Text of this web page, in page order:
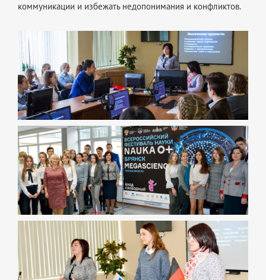
коммуникации и избежать недопонимания и конфликтов.